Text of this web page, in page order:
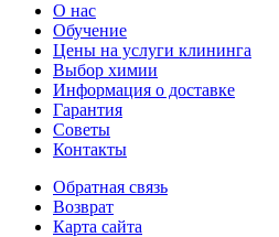
О нас
Обучение
Цены на услуги клининга
Выбор химии
Информация о доставке
Гарантия
Советы
Контакты
Обратная связь
Возврат
Карта сайта